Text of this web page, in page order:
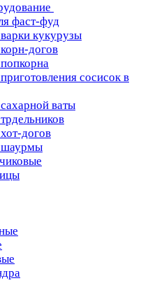
фаст-фуд
кукурузы
догов
сосисок в
ваты
догов
шаурмы